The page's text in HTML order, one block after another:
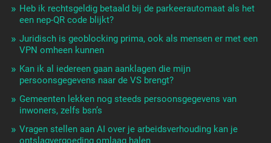
Heb ik rechtsgeldig betaald bij de parkeerautomaat als het
een nep-QR code blijkt?
Juridisch is geoblocking prima, ook als mensen er met een
VPN omheen kunnen
Kan ik al iedereen gaan aanklagen die mijn
persoonsgegevens naar de VS brengt?
Gemeenten lekken nog steeds persoonsgegevens van
inwoners, zelfs bsn’s
Vragen stellen aan AI over je arbeidsverhouding kan je
ontslagvergoeding omlaag halen